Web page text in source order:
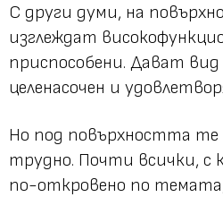
С други думи, на
изглеждат
приспособени. Дават
целенасочен и
Но под повърхността те
трудно. Почти всички, с
по-откровено по